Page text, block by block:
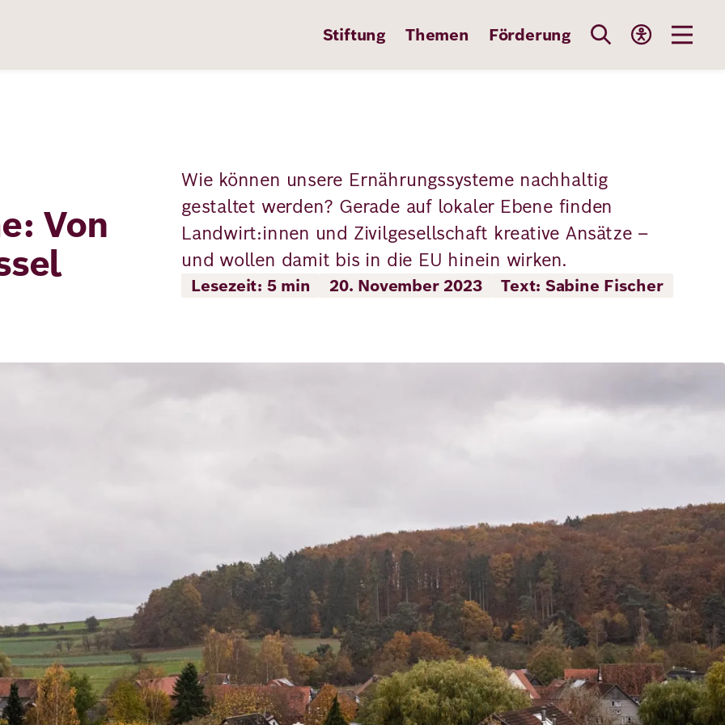
Stiftung Themen Förderung
Von
Wie können unsere Ernährungssysteme nachhaltig
gestaltet werden? Gerade auf lokaler Ebene finden
Landwirt:innen und Zivilgesellschaft kreative Ansätze –
und wollen damit bis in die EU hinein wirken.
Lesezeit: 5 min 20. November 2023 Text: Sabine Fischer